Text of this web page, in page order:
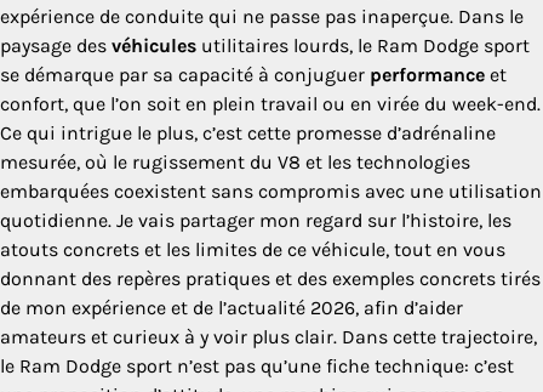
expérience de conduite qui ne passe pas inaperçue. Dans le
paysage des véhicules utilitaires lourds, le Ram Dodge sport
se démarque par sa capacité à conjuguer performance et
confort, que l’on soit en plein travail ou en virée du week-end.
Ce qui intrigue le plus, c’est cette promesse d’adrénaline
mesurée, où le rugissement du V8 et les technologies
embarquées coexistent sans compromis avec une utilisation
quotidienne. Je vais partager mon regard sur l’histoire, les
atouts concrets et les limites de ce véhicule, tout en vous
donnant des repères pratiques et des exemples concrets tirés
de mon expérience et de l’actualité 2026, afin d’aider
amateurs et curieux à y voir plus clair. Dans cette trajectoire,
le Ram Dodge sport n’est pas qu’une fiche technique: c’est